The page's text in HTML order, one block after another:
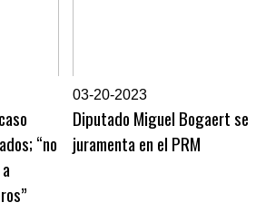
“no
03-20-2023
Diputado Miguel Bogaert se
juramenta en el PRM